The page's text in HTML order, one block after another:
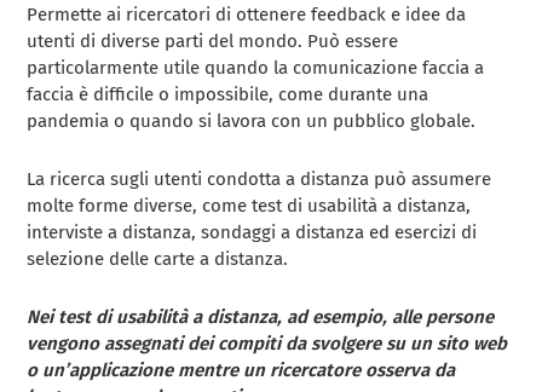
Permette ai ricercatori di ottenere feedback e idee da
utenti di diverse parti del mondo. Può essere
particolarmente utile quando la comunicazione faccia a
faccia è difficile o impossibile, come durante una
pandemia o quando si lavora con un pubblico globale.
La ricerca sugli utenti condotta a distanza può assumere
molte forme diverse, come test di usabilità a distanza,
interviste a distanza, sondaggi a distanza ed esercizi di
selezione delle carte a distanza.
Nei test di usabilità a distanza, ad esempio, alle persone
vengono assegnati dei compiti da svolgere su un sito web
o un’applicazione mentre un ricercatore osserva da